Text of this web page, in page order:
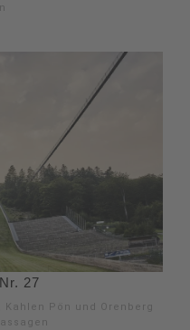
27
Kahlen Pön und Orenberg